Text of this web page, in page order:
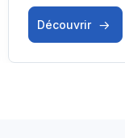
Découvrir